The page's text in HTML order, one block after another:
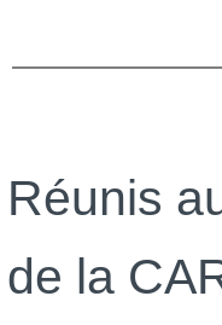
Réunis
de la